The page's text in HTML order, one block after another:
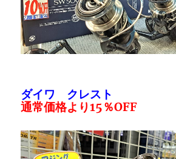
ダイワ クレスト
通常価格より15％OFF